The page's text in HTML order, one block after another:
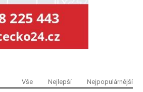
Vše Nejlepší Nejpopulárnější